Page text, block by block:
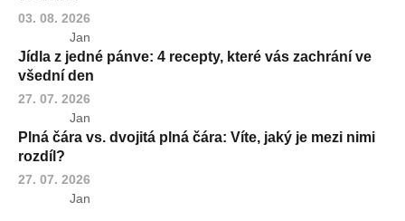
03. 08. 2026
Jan
Jídla z jedné pánve: 4 recepty, které vás zachrání ve
všední den
27. 07. 2026
Jan
Plná čára vs. dvojitá plná čára: Víte, jaký je mezi nimi
rozdíl?
27. 07. 2026
Jan